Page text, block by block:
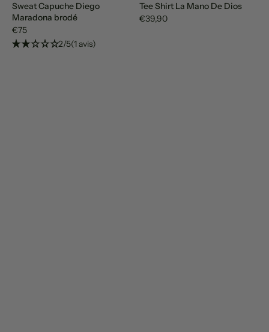
Sweat Capuche Diego
Maradona brodé
€75
2/5(1 avis)
Tee Shirt La Mano De Dios
€39,90